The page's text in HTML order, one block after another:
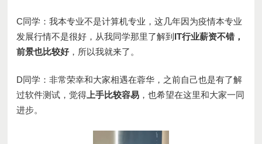
C同学：我本专业不是计算机专业，这几年因为疫情本专业
发展行情不是很好，从我同学那里了解到 IT行业薪资不错，
前景也比较好，所以我就来了。
D同学：非常荣幸和大家相遇在蓉华，之前自己也是有了解
过软件测试，觉得 上手比较容易 ，也希望在这里和大家一同
进步。